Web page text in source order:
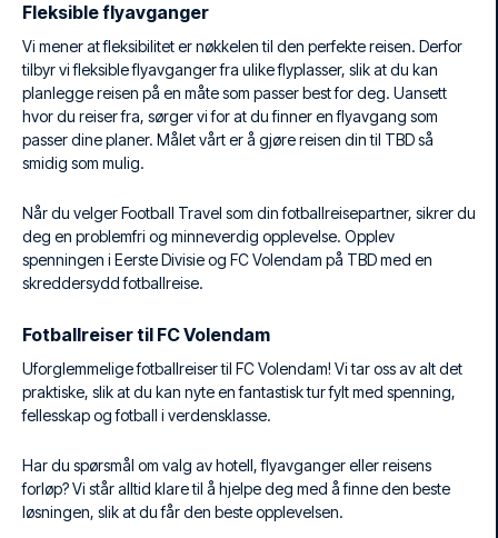
Fleksible flyavganger
Vi mener at fleksibilitet er nøkkelen til den perfekte reisen. Derfor
tilbyr vi fleksible flyavganger fra ulike flyplasser, slik at du kan
planlegge reisen på en måte som passer best for deg. Uansett
hvor du reiser fra, sørger vi for at du finner en flyavgang som
passer dine planer. Målet vårt er å gjøre reisen din til TBD så
smidig som mulig.
Når du velger Football Travel som din fotballreisepartner, sikrer du
deg en problemfri og minneverdig opplevelse. Opplev
spenningen i Eerste Divisie og FC Volendam på TBD med en
skreddersydd fotballreise.
Fotballreiser til FC Volendam
Uforglemmelige fotballreiser til FC Volendam! Vi tar oss av alt det
praktiske, slik at du kan nyte en fantastisk tur fylt med spenning,
fellesskap og fotball i verdensklasse.
Har du spørsmål om valg av hotell, flyavganger eller reisens
forløp? Vi står alltid klare til å hjelpe deg med å finne den beste
løsningen, slik at du får den beste opplevelsen.